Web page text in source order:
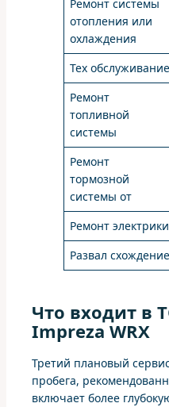
Ремонт системы
отопления или
охлаждения
Тех обслуживание
Ремонт
топливной
системы
Ремонт
тормозной
системы от
Ремонт электрики
Развал схождение
Что входит в
Impreza WRX
Третий плановый
пробега,
включает более